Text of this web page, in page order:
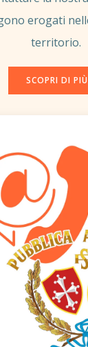
erogati
territorio.
SCOPRI DI PIÙ